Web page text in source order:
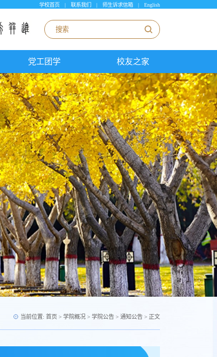
学校首页 | 联系我们 | 师生诉求信箱 | English
党工团学 校友之家
当前位置: 首页> 学院概况> 学院公告> 通知公告> 正文